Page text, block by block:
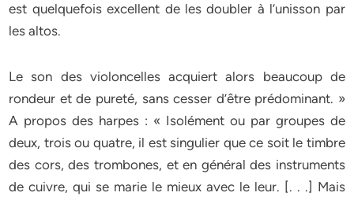
est quelquefois excellent de les doubler à l’unisson par
les altos.
Le son des violoncelles acquiert alors beaucoup de
rondeur et de pureté, sans cesser d’être prédominant. »
A propos des harpes : « Isolément ou par groupes de
deux, trois ou quatre, il est singulier que ce soit le timbre
des cors, des trombones, et en général des instruments
de cuivre, qui se marie le mieux avec le leur. [. . .] Mais